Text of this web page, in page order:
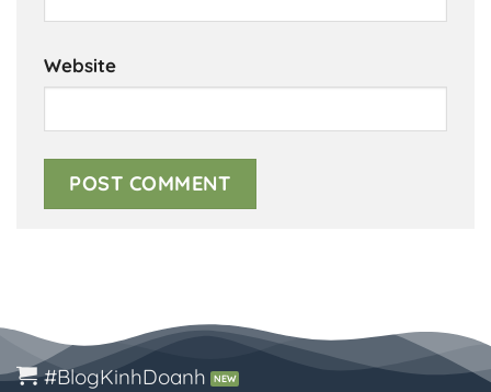
Website
#BlogKinhDoanh